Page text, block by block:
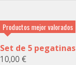
Productos mejor valorados
Set de 5 pegatinas
10,00 €